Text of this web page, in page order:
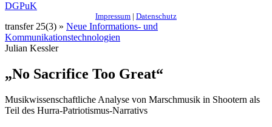
DGPuK
Impressum | Datenschutz
transfer 25(3) » Neue Informations- und
Kommunikationstechnologien
Julian Kessler
„No Sacrifice Too Great“
Musikwissenschaftliche Analyse von Marschmusik in Shootern als
Teil des Hurra-Patriotismus-Narrativs